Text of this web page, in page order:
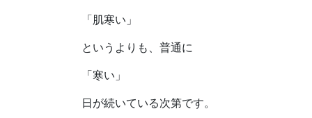
「肌寒い」
というよりも、普通に
「寒い」
日が続いている次第です。